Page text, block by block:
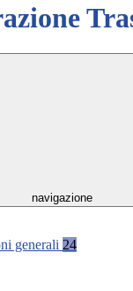
navigazione
generali 24